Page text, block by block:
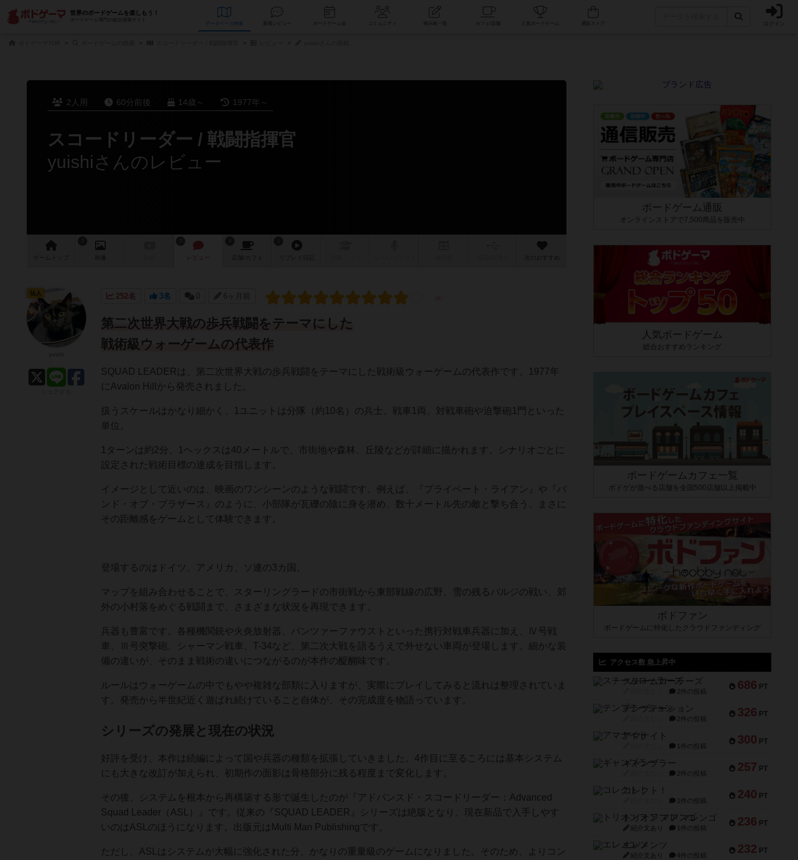
世界のボードゲームを楽しもう！
ボードゲーム専門の総合情報サイト
データベース コミュニティ 人気ボードゲーム ログイン
2人用 60分前後 14歳～ 1977年～
スコードリーダー / 戦闘指揮官
yuishiさんのレビュー
ゲーム 画像 レビュー 店舗/ カフェ 次のおすすめ
252名 3名 0 6ヶ月前
第二次世界大戦の歩兵戦闘をテーマにした
戦術級ウォーゲームの代表作
SQUAD LEADERは、第二次世界大戦の歩兵戦闘をテーマにした戦術級ウォーゲームの代表作です。1977年
にAvalon Hillから発売されました。
扱うスケールはかなり細かく、1ユニットは分隊（約10名）の兵士、戦車1両、対戦車砲や迫撃砲1門といった
単位。
1ターンは約2分、1ヘックスは40メートルで、市街地や森林、丘陵などが詳細に描かれます。シナリオごとに
設定された戦術目標の達成を目指します。
イメージとして近いのは、映画のワンシーンのような戦闘です。例えば、『プライベート・ライアン』や『バ
ンド・オブ・ブラザース』のように、小部隊が瓦礫の陰に身を潜め、数十メートル先の敵と撃ち合う。まさに
その距離感をゲームとして体験できます。
登場するのはドイツ、アメリカ、ソ連の3カ国。
マップを組み合わせることで、スターリングラードの市街戦から東部戦線の広野、雪の残るバルジの戦い、郊
外の小村落をめぐる戦闘まで、さまざまな状況を再現できます。
兵器も豊富です。各種機関銃や火炎放射器、パンツァーファウストといった携行対戦車兵器に加え、Ⅳ号戦
車、Ⅲ号突撃砲、シャーマン戦車、T-34など、第二次大戦を語るうえで外せない車両が登場します。細かな装
備の違いが、そのまま戦術の違いにつながるのが本作の醍醐味です。
ルールはウォーゲームの中でもやや複雑な部類に入りますが、実際にプレイしてみると流れは整理されていま
す。発売から半世紀近く遊ばれ続けていること自体が、その完成度を物語っています。
シリーズの発展と現在の状況
好評を受け、本作は続編によって国や兵器の種類を拡張していきました。4作目に至るころには基本システム
にも大きな改訂が加えられ、初期作の面影は骨格部分に残る程度まで変化します。
その後、システムを根本から再構築する形で誕生したのが『アドバンスド・スコードリーダー：Advanced
Squad Leader（ASL）』です。従来の『SQUAD LEADER』シリーズは絶版となり、現在新品で入手しやす
いのはASLのほうになります。出版元はMulti Man Publishingです。
ただし、ASLはシステムが大幅に強化された分、かなりの重量級のゲームになりました。そのため、よりコン
仙人
ボードゲーム通販
オンラインストアで7,500商品を販売中
人気ボードゲーム
総合おすすめランキング
ボードゲームカフェ一覧
ボドゲが遊べる店舗を全国500店舗以上掲載中
ボドファン
ボードゲームに特化したクラウドファンディング
アクセス数 急上昇中
686 PT
スチームローラーズ
2件の投稿
326 PT
テンプテーション
2件の投稿
300 PT
アマナイト
1件の投稿
257 PT
ギャンブラー
2件の投稿
240 PT
コレクト！
1件の投稿
236 PT
トリオンフ ア マレンゴ
紹介文あり 1件の投稿
232 PT
エレメンツ
紹介文あり 4件の投稿